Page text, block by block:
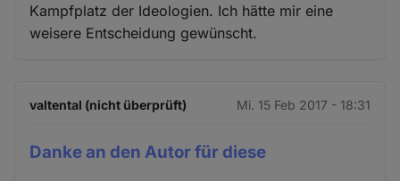
Kampfplatz der Ideologien. Ich hätte mir eine
weisere Entscheidung gewünscht.
valtental (nicht überprüft) Mi. 15 Feb 2017 - 18:31
Danke an den Autor für diese